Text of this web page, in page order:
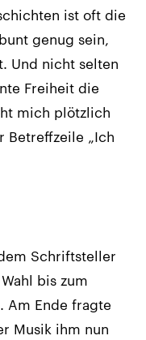
ist oft die
genug sein,
Und nicht selten
Freiheit die
mich plötzlich
Betreffzeile „Ich
Schriftsteller
bis zum
Am Ende fragte
Musik ihm nun